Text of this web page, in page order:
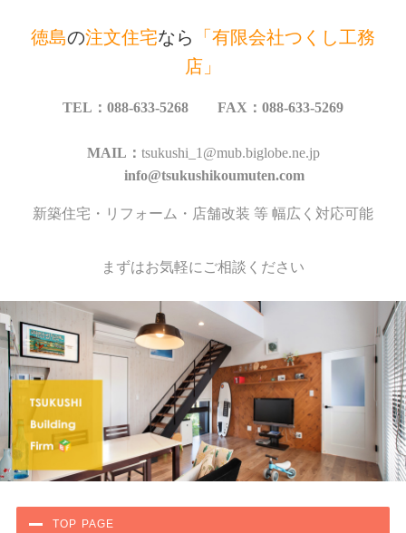
徳島の注文住宅なら
「有限会社つくし工務
店」
TEL：088-633-5268 FAX：088-633-5269
MAIL： tsukushi_1@mub.biglobe.ne.jp
info@tsukushikoumuten.com
新築住宅・リフォーム・店舗改装 等 幅広く対応可能
まずはお気軽にご相談ください
TOP PAGE